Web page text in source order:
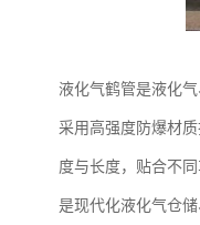
液化气鹤管是液化
采用高强度防爆材
度与长度，贴合不
是现代化液化气仓